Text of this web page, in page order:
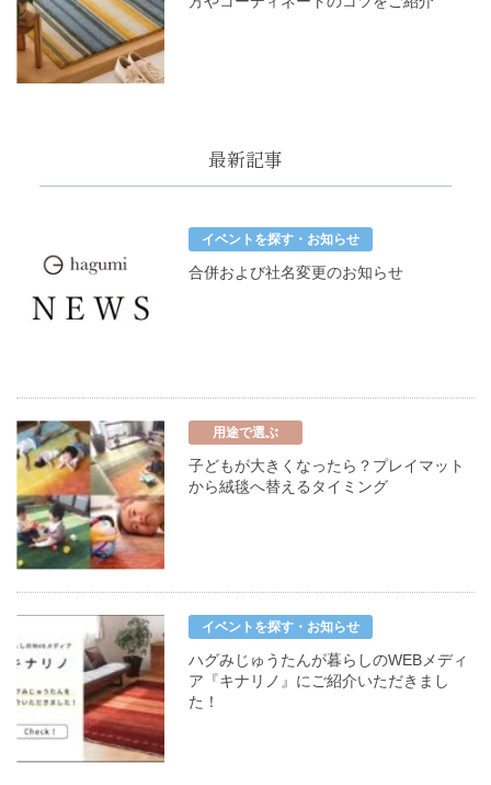
最新記事
イベントを探す・お知らせ
合併および社名変更のお知らせ
用途で選ぶ
子どもが大きくなったら？プレイマット
から絨毯へ替えるタイミング
イベントを探す・お知らせ
ハグみじゅうたんが暮らしのWEBメディ
ア『キナリノ』にご紹介いただきまし
た！